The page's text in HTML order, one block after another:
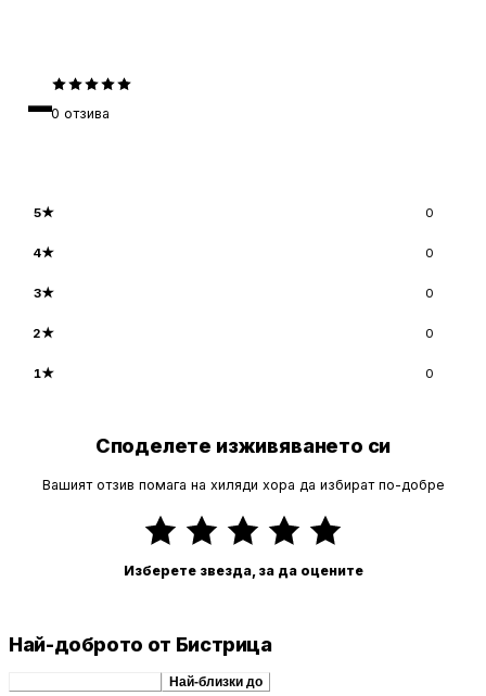
–0 отзива
5★ 0
4★ 0
3★ 0
2★ 0
1★ 0
Споделете изживяването си
Вашият отзив помага на хиляди хора да избират по-добре
Изберете звезда, за да оцените
Най-доброто от Бистрица
Най-близки до